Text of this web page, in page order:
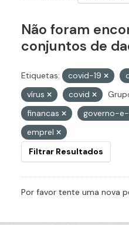
Não foram
conjuntos de
Etiquetas: covid-19
vírus
covid
financas
governo-
emprel
Filtrar Resultados
Por favor tente uma nova